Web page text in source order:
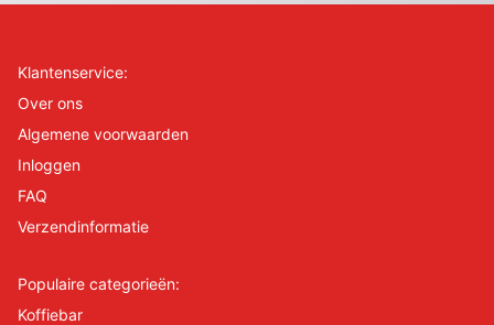
Klantenservice:
Over ons
Algemene voorwaarden
Inloggen
FAQ
Verzendinformatie
Populaire categorieën:
Koffiebar